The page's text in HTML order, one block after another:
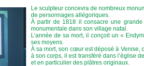
Le sculpteur concevra de nombreux
de personnages allégoriques.
À partir de 1818 il consacre une
monumentale dans son village natal.
L’année de sa mort, il conçoit un «
ses moyens.
À sa mort, son cœur est déposé à Venise,
à son corps, il est transféré dans l’église
et en particulier des plâtres originaux.